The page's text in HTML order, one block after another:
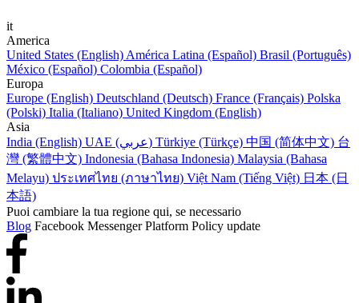
it
America
United States (English) América Latina (Español) Brasil (Português)
México (Español) Colombia (Español)
Europa
Europe (English) Deutschland (Deutsch) France (Français) Polska
(Polski) Italia (Italiano) United Kingdom (English)
Asia
India (English)
UAE (عربي) Türkiye (Türkçe) 中国 (简体中文) 台
灣 (繁體中文) Indonesia (Bahasa Indonesia) Malaysia (Bahasa
Melayu) ประเทศไทย (ภาษาไทย) Việt Nam (Tiếng Việt) 日本 (日
本語)
Puoi cambiare la tua regione qui, se necessario
Blog Facebook Messenger Platform Policy update